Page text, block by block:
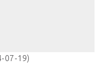
07-19)